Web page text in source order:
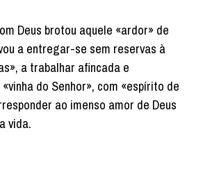
Deus brotou aquele «ardor» de
a entregar-se sem reservas à
a trabalhar afincada e
do Senhor», com «espírito de
ao imenso amor de Deus
vida.